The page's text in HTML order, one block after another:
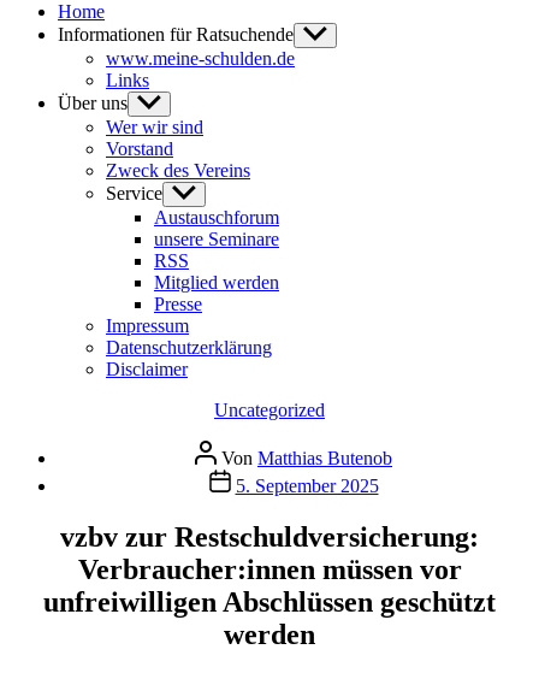
Home
Informationen für Ratsuchende Untermenü
anzeigen
www.meine-schulden.de
Links
Über uns Untermenü
anzeigen
Wer wir sind
Vorstand
Zweck des Vereins
Service Untermenü
anzeigen
Austauschforum
unsere Seminare
RSS
Mitglied werden
Presse
Impressum
Datenschutzerklärung
Disclaimer
Kategorien
Uncategorized
Beitragsautor
Von Matthias Butenob
Veröffentlichungsdatum
5. September 2025
vzbv zur Restschuldversicherung:
Verbraucher:innen müssen vor
unfreiwilligen Abschlüssen geschützt
werden